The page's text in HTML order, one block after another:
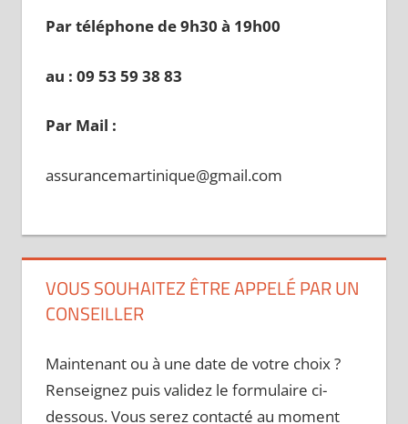
Par téléphone de 9h30 à 19h00
au : 09 53 59 38 83
Par Mail :
assurancemartinique@gmail.com
VOUS SOUHAITEZ ÊTRE APPELÉ PAR UN
CONSEILLER
Maintenant ou à une date de votre choix ?
Renseignez puis validez le formulaire ci-
dessous. Vous serez contacté au moment